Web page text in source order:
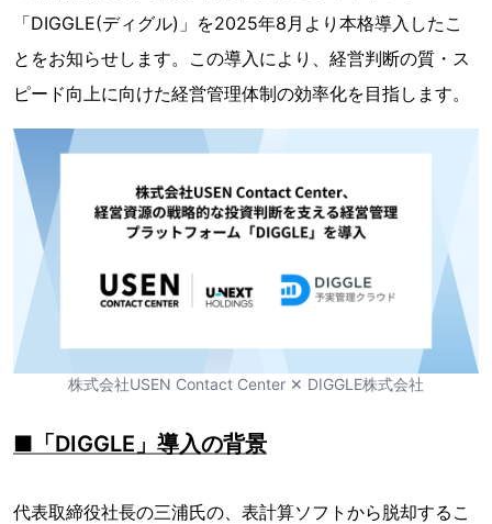
「DIGGLE(ディグル)」を2025年8月より本格導入したこ
とをお知らせします。この導入により、経営判断の質・ス
ピード向上に向けた経営管理体制の効率化を目指します。
株式会社USEN Contact Center ✕ DIGGLE株式会社
■「DIGGLE」導入の背景
代表取締役社長の三浦氏の、表計算ソフトから脱却するこ